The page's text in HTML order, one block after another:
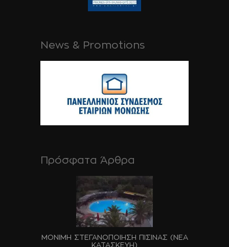
News & Promotions
Πρόσφατα Άρθρα
ΜΟΝΙΜΗ ΣΤΕΓΑΝΟΠΟΙΗΣΗ ΠΙΣΙΝΑΣ (ΝΕΑ
ΚΑΤΑΣΚΕΥΗ)